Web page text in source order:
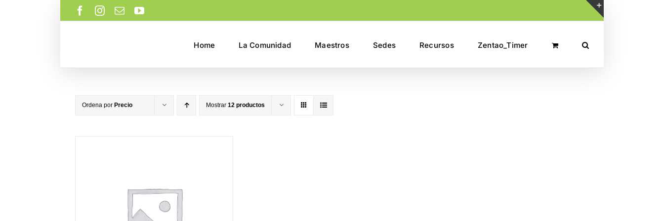
Facebook
Instagram
Correo
electrónico
YouTube
Home La Comunidad Maestros Sedes Recursos Zentao_Timer
Ordena por Precio Mostrar 12 productos
Toggle